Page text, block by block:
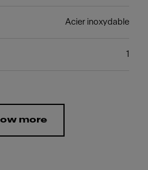
Acier inoxydable
1
more